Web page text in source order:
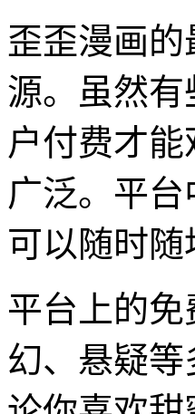
歪歪漫画
源。虽然
户付费才
广泛。平
可以随时
平台上的
幻、悬疑